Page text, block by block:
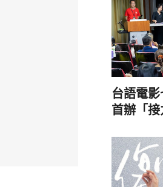
台語電
首辦「